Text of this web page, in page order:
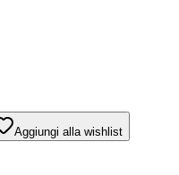
Aggiungi alla wishlist